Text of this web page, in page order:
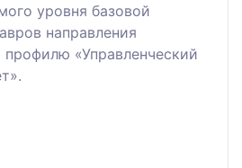
уровня базовой
направления
«Управленческий